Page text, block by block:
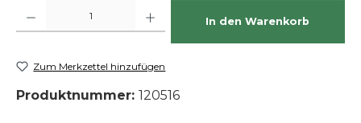
In den Warenkorb
Zum Merkzettel hinzufügen
Produktnummer: 120516